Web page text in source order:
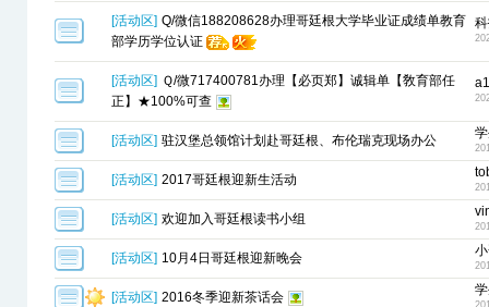
[活动区] Q/微信188208628办理哥廷根大学毕业证成绩单教育
部学历学位认证
[活动区] Ｑ/微717400781办理【必页郑】诚辑单【敎育部任
正】★100%可查
[活动区] 驻汉堡总领馆计划赴哥廷根、布伦瑞克现场办公
[活动区] 2017哥廷根迎新生活动
[活动区] 欢迎加入哥廷根读书小组
[活动区] 10月4日哥廷根迎新晚会
[活动区] 2016冬季迎新茶话会